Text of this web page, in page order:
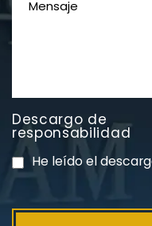
Descargo de
responsabilidad
He leído el